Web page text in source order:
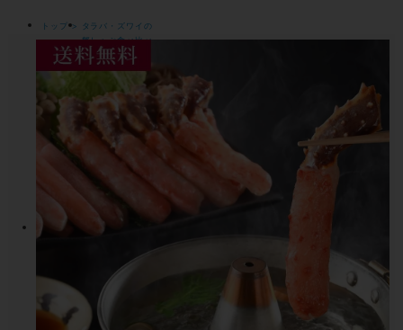
トップ タラバ・ズワイの
蟹しゃぶ食べ比べ